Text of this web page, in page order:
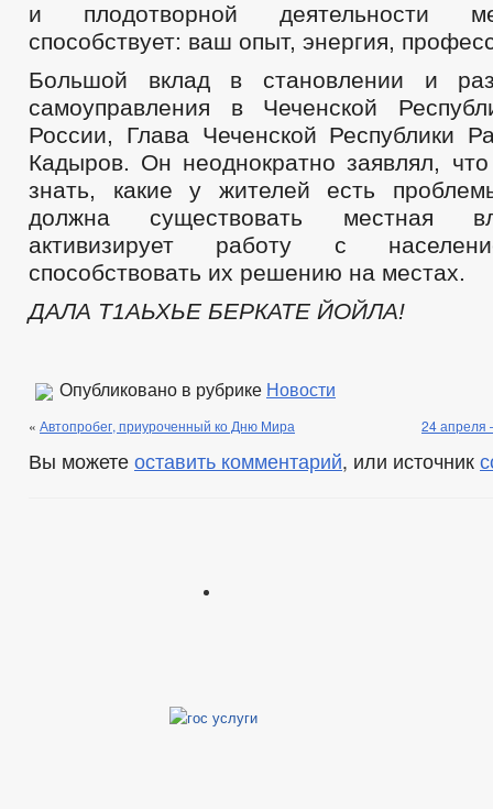
и плодотворной деятельности
способствует: ваш опыт, энергия,
Большой вклад в становлении и
самоуправления в Чеченской
России, Глава Чеченской Республики
Кадыров. Он неоднократно заявлял,
знать, какие у жителей есть
должна существовать местная
активизирует работу с
способствовать их решению на местах.
ДАЛА Т1АЬХЬЕ БЕРКАТЕ ЙОЙЛА!
Опубликовано в рубрике Новости
« Автопробег, приуроченный ко Дню Мира 24 апреля
Вы можете оставить комментарий, или источник